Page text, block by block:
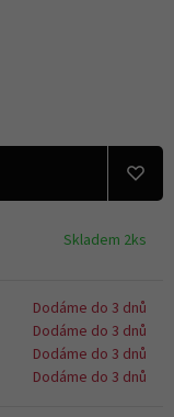
Skladem 2ks
Dodáme do 3 dnů
Dodáme do 3 dnů
Dodáme do 3 dnů
Dodáme do 3 dnů